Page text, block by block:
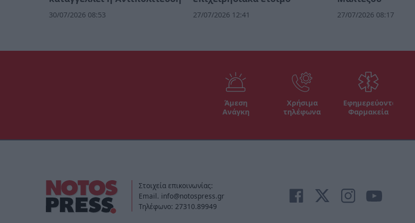
30/07/2026 08:53 27/07/2026 12:41 27/07/2026 08:17
Άμεση
Ανάγκη
Χρήσιμα
τηλέφωνα
Εφημερεύοντα
Φαρμακεία
Στοιχεία επικοινωνίας:
Email. info@notospress.gr
Τηλέφωνο: 27310.89949